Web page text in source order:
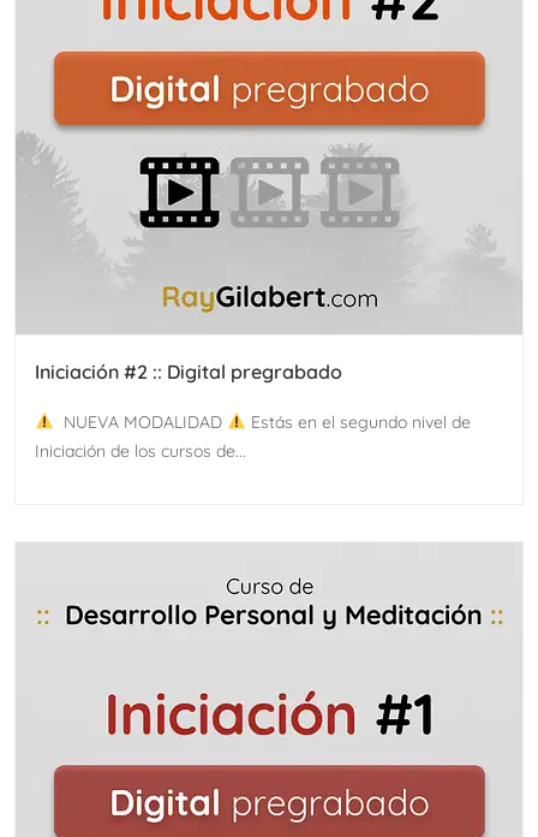
Iniciación #2 :: Digital pregrabado
NUEVA MODALIDAD
Estás en el segundo nivel de
Iniciación de los cursos de...